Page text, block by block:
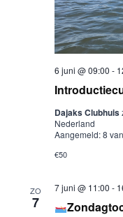
6 juni @ 09:00 -
Dajaks Clubhuis
Nederland
Aangemeld: 8
€50
ZO
7
7 juni @ 11:00 -